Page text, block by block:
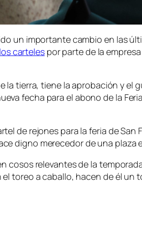
un importante cambio en las
cartelespor parte de la
tierra, tiene la aprobación y el
fecha para el abono de la
de rejones para la feria de
digno merecedor de una plaza
cosos relevantes de la
toreo a caballo, hacen de él un